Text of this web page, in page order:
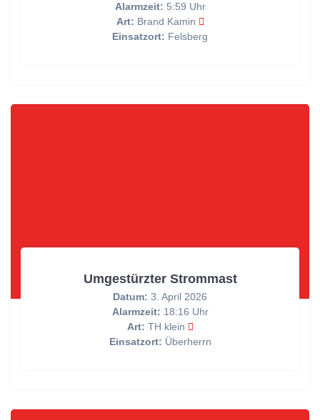
Alarmzeit: 5:59 Uhr
Art: Brand Kamin
Einsatzort: Felsberg
Umgestürzter Strommast
Datum: 3. April 2026
Alarmzeit: 18:16 Uhr
Art: TH klein
Einsatzort: Überherrn